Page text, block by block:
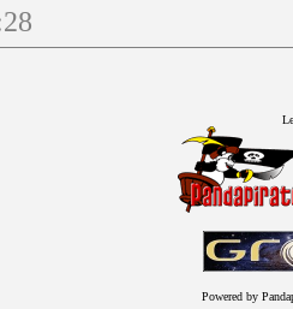
Powered by